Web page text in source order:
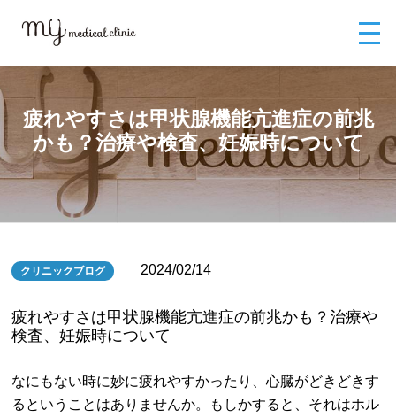
前兆かも？治療や検査、妊娠時について
疲れやすさは甲状腺機能亢進症の前兆
かも？治療や検査、妊娠時について
クリニックブログ 2024/02/14
疲れやすさは甲状腺機能亢進症の前兆かも？治療や
検査、妊娠時について
なにもない時に妙に疲れやすかったり、心臓がどきどきす
るということはありませんか。もしかすると、それはホル